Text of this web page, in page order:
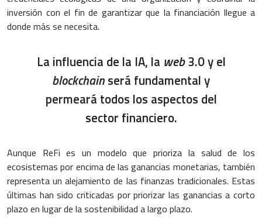
inversión con el fin de garantizar que la financiación llegue a
donde más se necesita.
La influencia de la IA, la web3.0 y el
blockchainserá fundamental y
permeará todos los aspectos del
sector financiero.
Aunque ReFi es un modelo que prioriza la salud de los
ecosistemas por encima de las ganancias monetarias, también
representa un alejamiento de las finanzas tradicionales. Estas
últimas han sido criticadas por priorizar las ganancias a corto
plazo en lugar de la sostenibilidad a largo plazo.